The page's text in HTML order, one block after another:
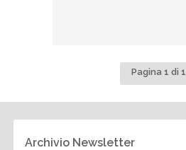
Pagina 1 di 1
Archivio Newsletter